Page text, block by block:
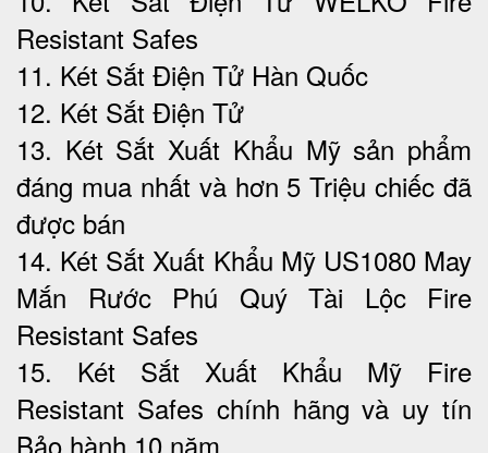
Resistant Safes
11. Két Sắt Điện Tử Hàn Quốc
12. Két Sắt Điện Tử
13. Két Sắt Xuất Khẩu Mỹ sản phẩm
đáng mua nhất và hơn 5 Triệu chiếc đã
được bán
14. Két Sắt Xuất Khẩu Mỹ US1080 May
Mắn Rước Phú Quý Tài Lộc‎ Fire
Resistant Safes
15. Két Sắt Xuất Khẩu Mỹ Fire
Resistant Safes chính hãng và uy tín
Bảo hành 10 năm